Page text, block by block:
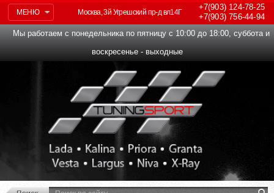
МЕНЮ
+7(903)124-78-25
+7(903)756-44-94
Москва, 3й Угрешский пр-д вл14Г
Мы работаем с понедельника по пятницу с 10:00 до 18:00, суббота и
воскресенье - выходные